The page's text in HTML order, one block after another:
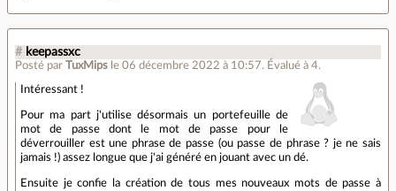
# keepassxc
Posté par TuxMips le 06 décembre 2022 à 10:57. Évalué à 4.
Intéressant !
Pour ma part j'utilise désormais un portefeuille de
mot de passe dont le mot de passe pour le
déverrouiller est une phrase de passe (ou passe de phrase ? je ne sais
jamais !) assez longue que j'ai généré en jouant avec un dé.
Ensuite je confie la création de tous mes nouveaux mots de passe à